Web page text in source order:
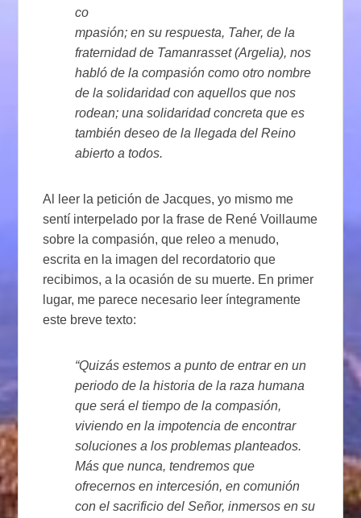
co
mpasión; en su respuesta, Taher, de la
fraternidad de Tamanrasset (Argelia), nos
habló de la compasión como otro nombre
de la solidaridad con aquellos que nos
rodean; una solidaridad concreta que es
también deseo de la llegada del Reino
abierto a todos.
Al leer la petición de Jacques, yo mismo me
sentí interpelado por la frase de René Voillaume
sobre la compasión, que releo a menudo,
escrita en la imagen del recordatorio que
recibimos, a la ocasión de su muerte. En primer
lugar, me parece necesario leer íntegramente
este breve texto:
“Quizás estemos a punto de entrar en un
periodo de la historia de la raza humana
que será el tiempo de la compasión,
viviendo en la impotencia de encontrar
solucionesa los problemas planteados.
Más que nunca, tendremos que
ofrecernos en intercesión, en comunión
con el sacrificio del Señor, inmersos en su